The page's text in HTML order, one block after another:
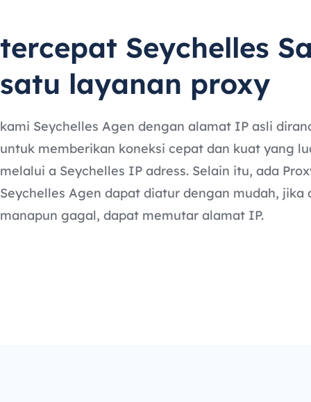
tercepat Seychelles
satu layanan proxy
kami Seychelles Agen dengan alamat IP asli
untuk memberikan koneksi cepat dan kuat yang
melalui a Seychelles IP adress. Selain itu, ada
Seychelles Agen dapat diatur dengan mudah, jika
manapun gagal, dapat memutar alamat IP.